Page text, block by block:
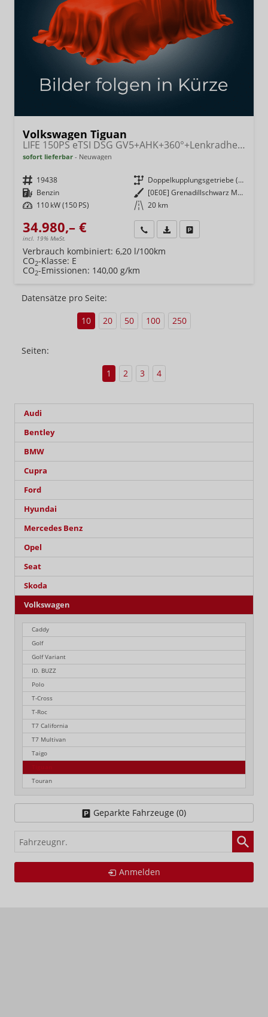
Volkswagen Tiguan
LIFE 150PS eTSI DSG GV5+AHK+360°+Lenkradheiz+IQ.Drive+ACC+App+eHeck+LED
sofort lieferbar Neuwagen
Fahrzeugnr. 19438 Getriebe
Doppelkupplungsgetriebe (DSG)
Kraftstoff Benzin Außenfarbe
[0E0E] Grenadillschwarz Metallic
Leistung 110 kW (150 PS) Kilometerstand 20 km
34.980,– €
incl. 19% MwSt.
Wir rufen Sie anFahrzeugexposé (PDF)
Verbrauch kombiniert: 6,20 l/100km
CO2-Klasse: E
CO2-Emissionen: 140,00 g/km
Datensätze pro Seite:
10
20 50 100 250
Seiten:
1
2 3 4
Audi
Bentley
BMW
Cupra
Ford
Hyundai
Mercedes Benz
Opel
Seat
Skoda
Volkswagen
Caddy
Golf
Golf Variant
ID. BUZZ
Polo
T-Cross
T-Roc
T7 California
T7 Multivan
Taigo
Touran
Geparkte Fahrzeuge (0)
Fahrzeugnr.
Anmelden